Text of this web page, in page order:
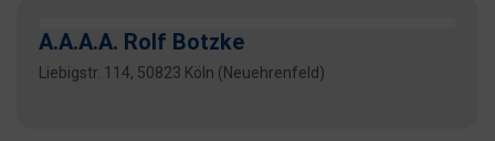
A.A.A.A. Rolf Botzke
Liebigstr. 114, 50823 Köln (Neuehrenfeld)